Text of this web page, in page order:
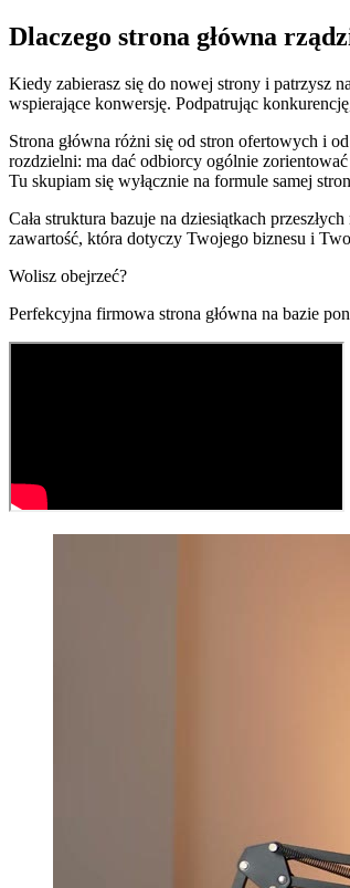
Dlaczego strona główna
Kiedy zabierasz się do nowej strony i patrzysz
wspierające konwersję. Podpatrując
Strona główna różni się od stron ofertowych i
rozdzielni: ma dać odbiorcy ogólnie
Tu skupiam się wyłącznie na formule samej
Cała struktura bazuje na dziesiątkach
zawartość, która dotyczy Twojego biznesu i
Wolisz obejrzeć?
Perfekcyjna firmowa strona główna na bazie